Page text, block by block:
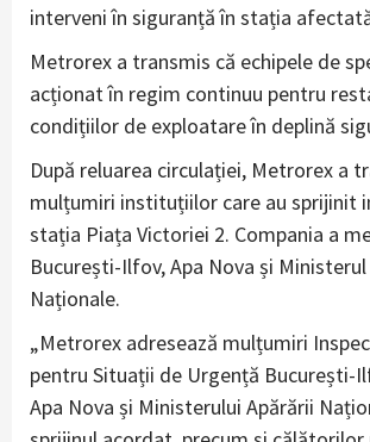
interveni în siguranță în stația
Metrorex a transmis că echipele de
acționat în regim continuu pentru
condițiilor de exploatare în deplină
După reluarea circulației, Metrorex a
mulțumiri instituțiilor care au sprijinit
stația Piața Victoriei 2. Compania a
București-Ilfov, Apa Nova și
Naționale.
„Metrorex adresează mulțumiri
pentru Situații de Urgență București-
Apa Nova și Ministerului Apărării